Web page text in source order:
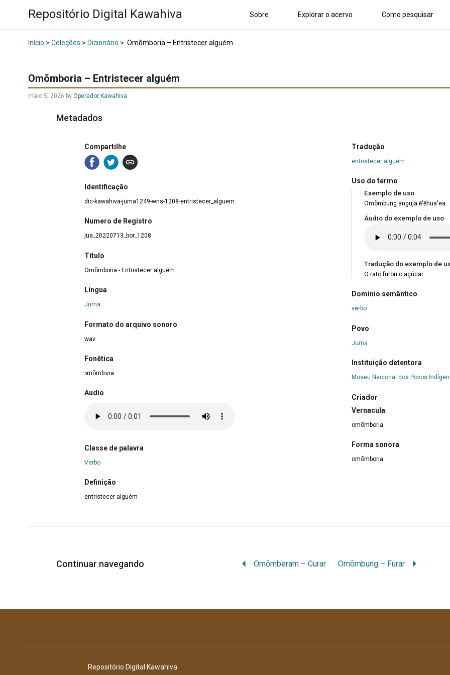
Repositório Digital Kawahiva Sobre Explorar o acervo Como pesquisar
Início > Coleções > Dicionário > Omõmboria – Entristecer alguém
Omõmboria – Entristecer alguém
maio 5, 2026 by Operador Kawahiva
Metadados
Compartilhe
Identificação
dic-kawahiva-juma1249-wns-1208-entristecer_alguem
Numero de Registro
jua_20220713_bor_1208
Título
Omõmboria - Entristecer alguém
Língua
Juma
Formato do arquivo sonoro
wav
Fonêtica
ɔmõmbɔɾia
Audio
Classe de palavra
Verbo
Definição
entristecer alguém
Tradução
entristecer alguém
Uso do termo
Exemplo de uso
Omõmbung anguja ẽ'ẽhua'ea.
Áudio do exemplo de uso
Tradução do exemplo de
O rato furou o açúcar.
Domínio semântico
verbo
Povo
Juma
Instituição detentora
Museu Nacional dos Povos
Criador
Vernacula
omõmboria
Forma sonora
omõmboria
Continuar navegando Omõmberam – Curar Omõmbung – Furar
Repositório Digital Kawahiva